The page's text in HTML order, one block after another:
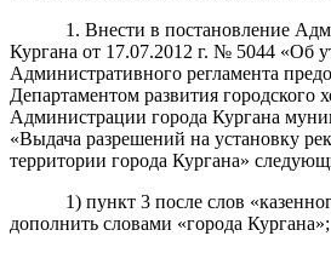
1.Внести в постановление
Кургана от 17.07.2012 г. № 5044 «Об
Административного регламента
Департаментом развития городского
Администрации города Кургана
«Выдача разрешений на установку
территории города Кургана»
1)пункт 3после слов
дополнить словами «города Кургана»;